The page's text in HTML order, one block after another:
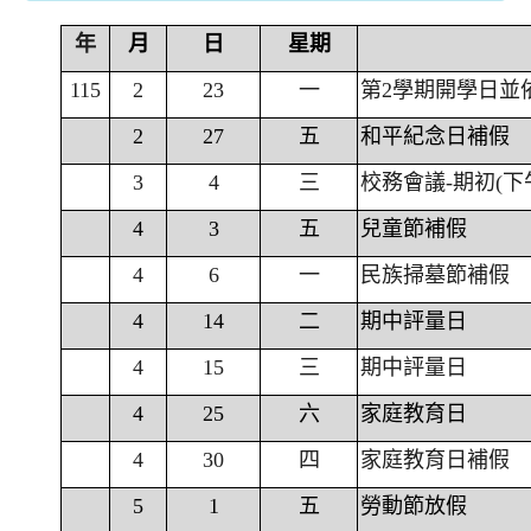
年 月 日
星期
115
2 23 一
第2學期開學日並
2
27 五
和平紀念日補假
3
4 三
校務會議-期初(下
4
3 五
兒童節補假
4
6 一
民族掃墓節補假
4
14 二
期中評量日
4
15 三
期中評量日
4
25 六
家庭教育日
4
30 四
家庭教育日補假
5
1 五
勞動節放假